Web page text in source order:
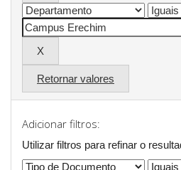
Retornar valores
Adicionar filtros:
Utilizar filtros para refinar o